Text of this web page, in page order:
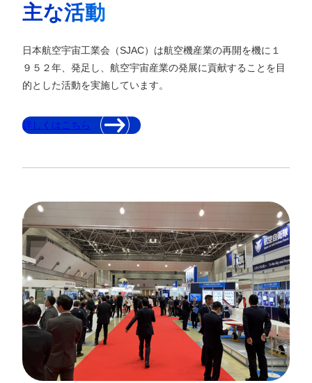
主な活動
日本航空宇宙工業会（SJAC）は航空機産業の再開を機に１
９５２年、発足し、航空宇宙産業の発展に貢献することを目
的とした活動を実施しています。
詳しくはこちら